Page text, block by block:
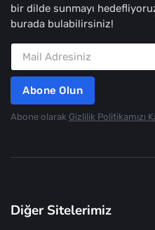
bir dilde sunmayı
burada bulabilirsiniz!
Abone Olun
Abone olarak Gizlilik Politikamızı
Diğer Sitelerimiz